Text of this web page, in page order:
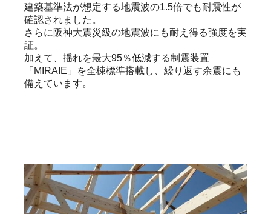
建築基準法が想定する地震波の1.5倍でも耐震性が
確認されました。
さらに阪神大震災級の地震波にも耐え得る強度を実
証。
加えて、揺れを最大95％低減する制震装置
「MIRAIE」を全棟標準搭載し、繰り返す余震にも
備えています。